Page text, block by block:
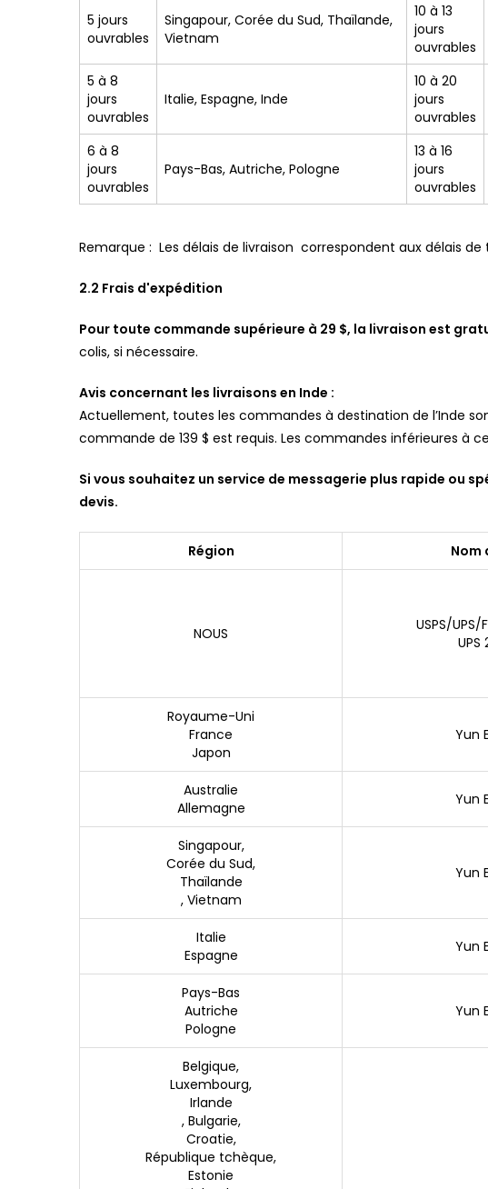
5 jours
ouvrables
Singapour, Corée du Sud, Thaïlande,
Vietnam
10 à 13
jours
ouvrables
5 à 8
jours
ouvrables
Italie, Espagne, Inde
10 à 20
jours
ouvrables
6 à 8
jours
ouvrables
Pays-Bas, Autriche, Pologne
13 à 16
jours
ouvrables
Remarque : Les délais de livraison correspondent aux délais
2.2 Frais d'expédition
Pour toute commande supérieure à 29 $, la livraison est
colis, si nécessaire.
Avis concernant les livraisons en Inde :
Actuellement, toutes les commandes à destination de l’Inde
commande de 139 $ est requis. Les commandes inférieures à
Si vous souhaitez un service de messagerie plus rapide ou
devis.
Région Nom
NOUS
USPS/
UPS
Royaume-Uni
France
Japon
Yun
Australie
Allemagne
Yun
Singapour,
Corée du Sud,
Thaïlande
, Vietnam
Yun
Italie
Espagne
Yun
Pays-Bas
Autriche
Pologne
Yun
Belgique,
Luxembourg,
Irlande
, Bulgarie,
Croatie,
République tchèque,
Estonie